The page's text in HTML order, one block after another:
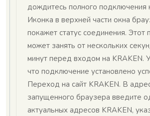
дождитесь полного подключения
Иконка в верхней части окна
покажет статус соединения. Этот
может занять от нескольких
минут перед входом на KRAKEN.
что подключение установлено
Переход на сайт KRAKEN. В
запущенного браузера введите
актуальных адресов KRAKEN,